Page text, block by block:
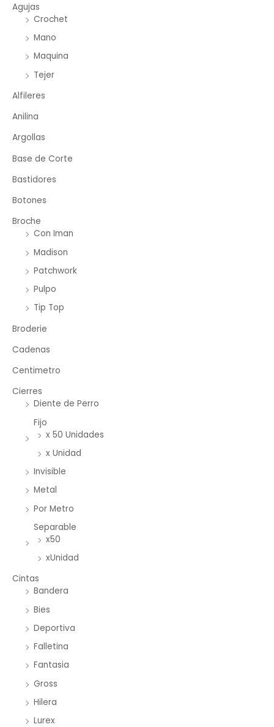
Agujas
Crochet
Mano
Maquina
Tejer
Alfileres
Anilina
Argollas
Base de Corte
Bastidores
Botones
Broche
Con Iman
Madison
Patchwork
Pulpo
Tip Top
Broderie
Cadenas
Centimetro
Cierres
Diente de Perro
Fijo
x 50 Unidades
x Unidad
Invisible
Metal
Por Metro
Separable
x50
xUnidad
Cintas
Bandera
Bies
Deportiva
Falletina
Fantasia
Gross
Hilera
Lurex